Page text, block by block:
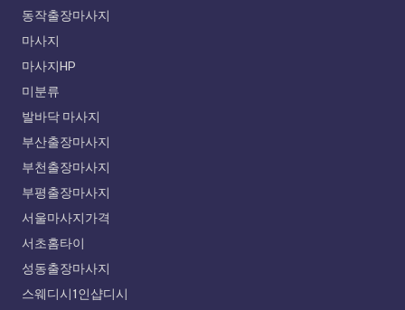
동작출장마사지
마사지
마사지HP
미분류
발바닥 마사지
부산출장마사지
부천출장마사지
부평출장마사지
서울마사지가격
서초홈타이
성동출장마사지
스웨디시1인샵디시